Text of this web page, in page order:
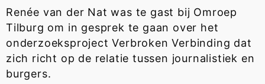
Renée van der Nat was te gast bij Omroep
Tilburg om in gesprek te gaan over het
onderzoeksproject Verbroken Verbinding dat
zich richt op de relatie tussen journalistiek en
burgers.